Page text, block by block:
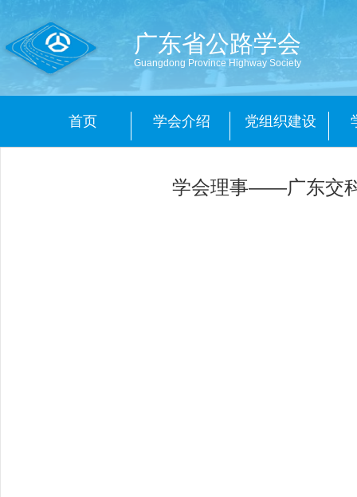
广东省公路学会
Guangdong Province Highway Society
首页 学会介绍 党组织建设
学会理事——广东交